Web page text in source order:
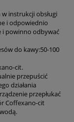
instrukcji obsługi
i odpowiednio
i powinno odbywać
do kawy:50-100
cit.
przepuścić
działania
przepłukać
Coffexano-cit